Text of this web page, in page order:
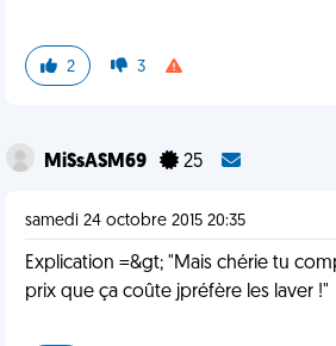
2 3
MiSsASM69 25
samedi 24 octobre 2015 20:35
Explication =&gt; "Mais chérie tu
prix que ça coûte jpréfère les laver !"